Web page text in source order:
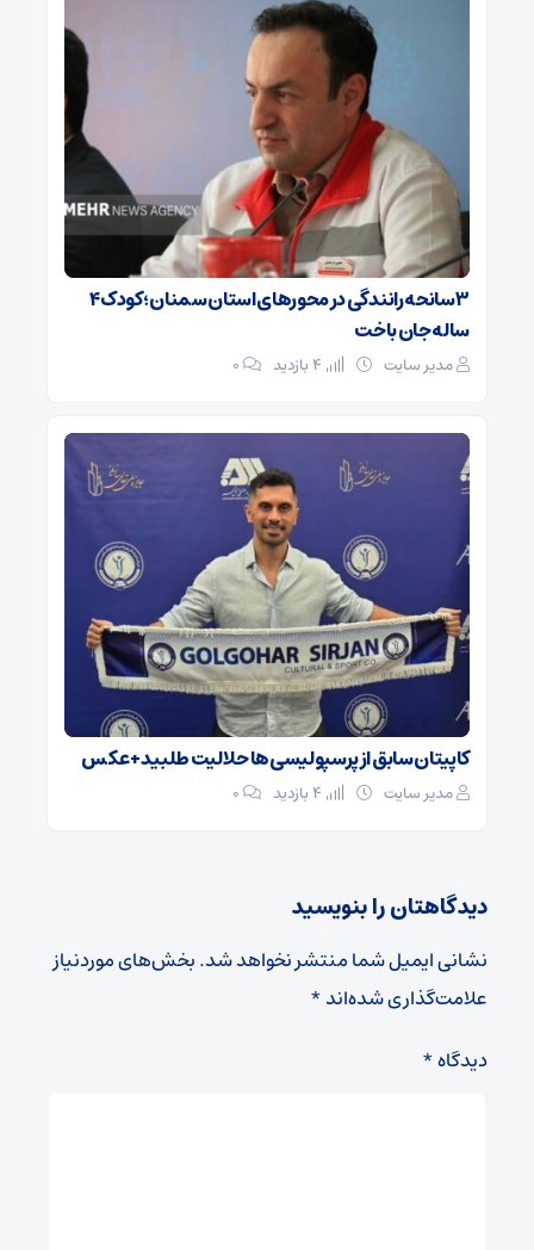
۳ سانحه رانندگی در محورهای استان سمنان؛ کودک ۴
ساله جان باخت
مدیر سایت ۰
کاپیتان سابق از پرسپولیسی‌ها حلالیت طلبید + عکس
مدیر سایت ۰
دیدگاهتان را بنویسید
نشانی ایمیل شما منتشر نخواهد شد.بخش‌های موردنیاز
علامت‌گذاری شده‌اند*
دیدگاه*